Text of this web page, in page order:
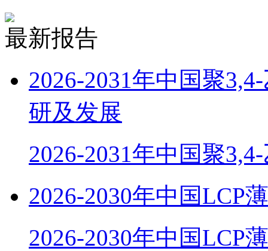
最新报告
2026-2031年中国聚
研及发展
2026-2031年中国聚
2026-2030年中国LCP
2026-2030年中国LCP